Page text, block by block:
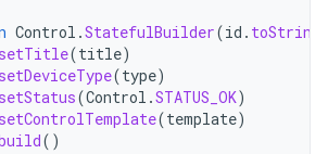
Control .StatefulBuilder(id . toString
setTitle(title)
setDeviceType(type)
setStatus(Control .STATUS_OK)
setControlTemplate(template)
()